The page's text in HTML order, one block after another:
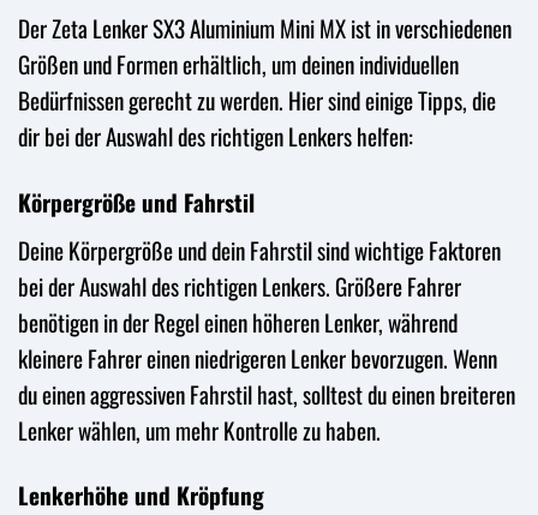
Der Zeta Lenker SX3 Aluminium Mini MX ist in verschiedenen
Größen und Formen erhältlich, um deinen individuellen
Bedürfnissen gerecht zu werden. Hier sind einige Tipps, die
dir bei der Auswahl des richtigen Lenkers helfen:
Körpergröße und Fahrstil
Deine Körpergröße und dein Fahrstil sind wichtige Faktoren
bei der Auswahl des richtigen Lenkers. Größere Fahrer
benötigen in der Regel einen höheren Lenker, während
kleinere Fahrer einen niedrigeren Lenker bevorzugen. Wenn
du einen aggressiven Fahrstil hast, solltest du einen breiteren
Lenker wählen, um mehr Kontrolle zu haben.
Lenkerhöhe und Kröpfung